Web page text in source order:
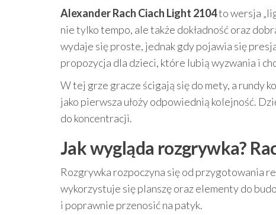
Alexander Rach Ciach Light 2104to wersja
nie tylko tempo, ale także dokładność oraz
wydaje się proste, jednak gdy pojawia się
propozycja dla dzieci, które lubią wyzwania i
W tej grze gracze ścigają się do mety, a rundy
jako pierwsza ułoży odpowiednią kolejność.
do koncentracji.
Jak wygląda rozgrywka?
Rozgrywka rozpoczyna się od przygotowania
wykorzystuje się planszę oraz elementy do
i poprawnie przenosić na patyk.